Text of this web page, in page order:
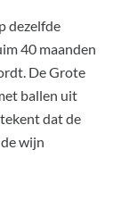
dezelfde
40 maanden
De Grote
ballen uit
dat de
wijn